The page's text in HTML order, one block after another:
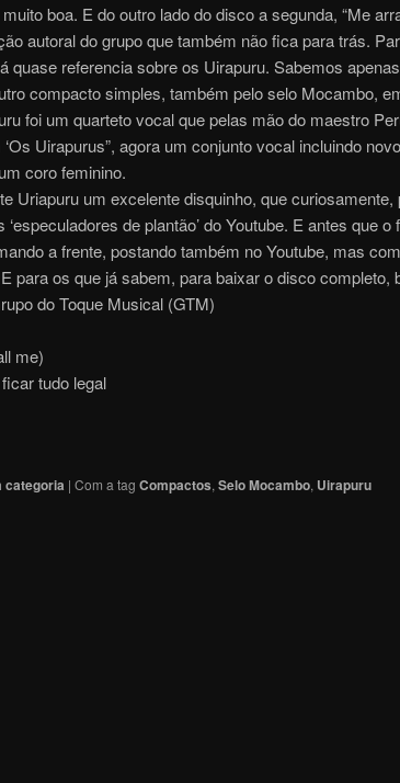
boa. E do outro lado do disco a segunda, “Me
autoral do grupo que também não fica para trás.
quase referencia sobre os Uirapuru. Sabemos
compacto simples, também pelo selo Mocambo,
foi um quarteto vocal que pelas mão do maestro
Uirapurus”, agora um conjunto vocal incluindo
coro feminino.
Uriapuru um excelente disquinho, que curiosamente,
‘especuladores de plantão’ do Youtube. E antes que
a frente, postando também no Youtube, mas
para os que já sabem, para baixar o disco completo,
do Toque Musical (GTM)
me)
tudo legal
categoria | Com a tag Compactos, Selo Mocambo, Uirapuru